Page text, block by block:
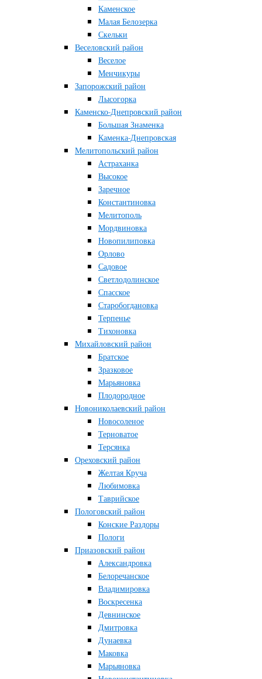
Каменское
Малая Белозерка
Скельки
Веселовский район
Веселое
Менчикуры
Запорожский район
Лысогорка
Каменско-Днепровский район
Большая Знаменка
Каменка-Днепровская
Мелитопольский район
Астраханка
Высокое
Заречное
Константиновка
Мелитополь
Мордвиновка
Новопилиповка
Орлово
Садовое
Светлодолинское
Спасское
Старобогдановка
Терпенье
Тихоновка
Михайловский район
Братское
Зразковое
Марьяновка
Плодородное
Новониколаевский район
Новосоленое
Терноватое
Терсянка
Ореховский район
Желтая Круча
Любимовка
Таврийское
Пологовский район
Конские Раздоры
Пологи
Приазовский район
Александровка
Белоречанское
Владимировка
Воскресенка
Девнинское
Дмитровка
Дунаевка
Маковка
Марьяновка